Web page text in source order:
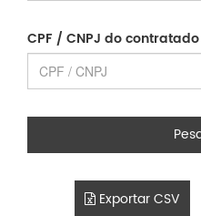
CPF / CNPJ do contratado
Exportar CSV